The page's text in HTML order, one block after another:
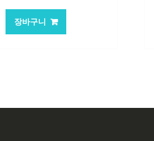
가
격:
장바구니